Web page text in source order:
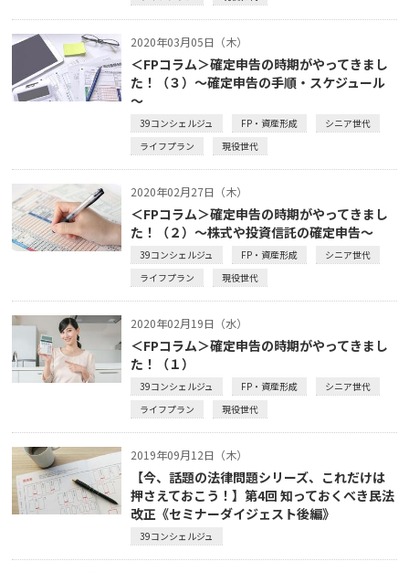
2020年03月05日（木）
＜FPコラム＞確定申告の時期がやってきまし
た！（３）～確定申告の手順・スケジュール
～
39コンシェルジュ FP・資産形成
シニア世代
ライフプラン
現役世代
2020年02月27日（木）
＜FPコラム＞確定申告の時期がやってきまし
た！（２）～株式や投資信託の確定申告～
39コンシェルジュ FP・資産形成
シニア世代
ライフプラン
現役世代
2020年02月19日（水）
＜FPコラム＞確定申告の時期がやってきまし
た！（１）
39コンシェルジュ FP・資産形成
シニア世代
ライフプラン
現役世代
2019年09月12日（木）
【今、話題の法律問題シリーズ、これだけは
押さえておこう！】第4回 知っておくべき民法
改正《セミナーダイジェスト後編》
39コンシェルジュ